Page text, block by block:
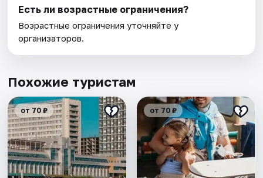
Есть ли возрастные ограничения?
Возрастные ограничения уточняйте у
организаторов.
Похожие туристам
от 70 ₽ от 70 ₽